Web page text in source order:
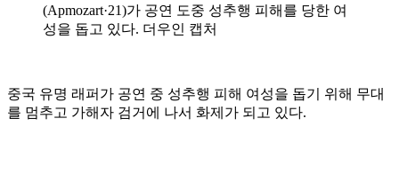
(Apmozart·21)가 공연 도중 성추행 피해를 당한 여
성을 돕고 있다. 더우인 캡처
중국 유명 래퍼가 공연 중 성추행 피해 여성을 돕기 위해 무대
를 멈추고 가해자 검거에 나서 화제가 되고 있다.